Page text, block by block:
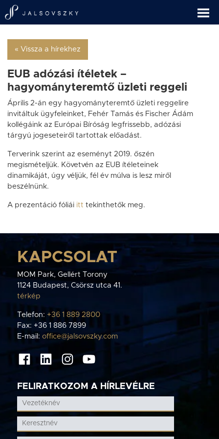
« Vissza a hírekhez
EUB adózási ítéletek –
hagyományteremtő üzleti reggeli
Április 2-án egy hagyományteremtő üzleti reggelire
invitáltuk ügyfeleinket, Fehér Tamás és Fischer Ádám
kollégáink az Európai Bíróság legfrissebb, adózási
tárgyú jogeseteiről tartottak előadást.
Terverink szerint az eseményt 2019. őszén
megismételjük. Követvén az EUB ítéleteinek
dinamikáját, úgy véljük, fél év múlva is lesz miről
beszélnünk.
A prezentáció fóliái itt tekinthetők meg.
KAPCSOLAT
MOM Park, Gellért Torony
1124 Budapest, Csörsz utca 41.
térkép
Telefon: +36 1 889 2800
Fax: +36 1 886 7899
E-mail: office@jalsovszky.com
FELIRATKOZOM A HÍRLEVÉLRE